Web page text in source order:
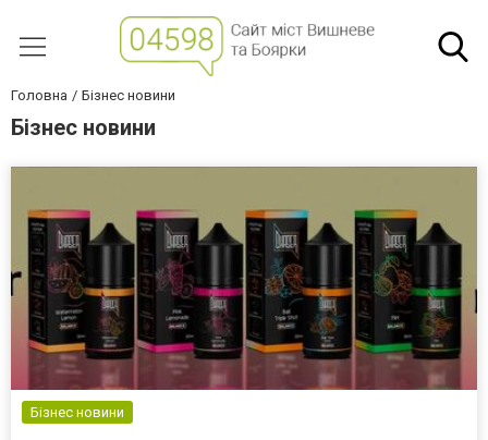
Головна Бізнес новини
Бізнес новини
Бізнес новини